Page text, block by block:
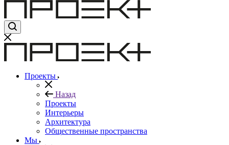
Проекты
Назад
Проекты
Интерьеры
Архитектура
Общественные пространства
Мы